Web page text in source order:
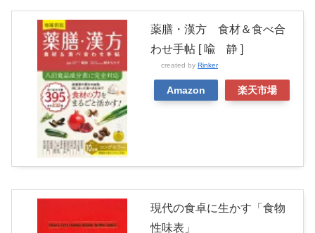
薬膳・漢方 食材＆食べ合
わせ手帖 [ 喩 静 ]
created by Rinker
Amazon 楽天市場
現代の食卓に生かす「食物
性味表」